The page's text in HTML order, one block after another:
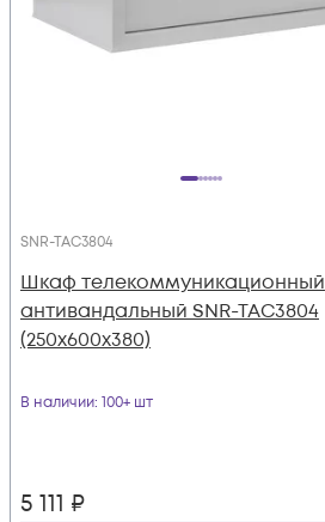
SNR-TAC3804
Шкаф телекоммуникационный
антивандальный SNR-TAC3804
(250х600х380)
В наличии: 100+ шт
5 111 ₽